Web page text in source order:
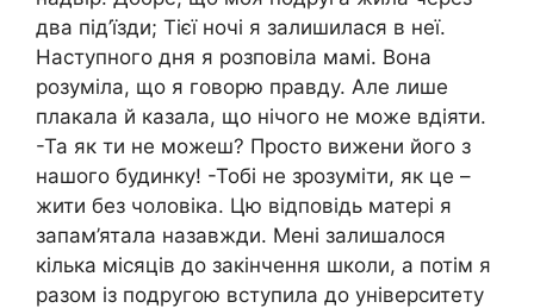
два під’їзди; Тієї ночі я залишилася в неї.
Наступного дня я розповіла мамі. Вона
розуміла, що я говорю правду. Але лише
плакала й казала, що нічого не може вдіяти.
-Та як ти не можеш? Просто вижени його з
нашого будинку! -Тобі не зрозуміти, як це –
жити без чоловіка. Цю відповідь матері я
запам’ятала назавжди. Мені залишалося
кілька місяців до закінчення школи, а потім я
разом із подругою вступила до університету